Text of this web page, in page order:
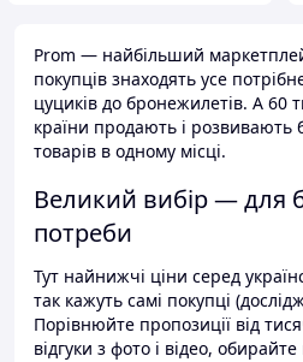
Prom — найбільший
покупців знаходять усе
цуциків до бронежилетів. А 60
країни продають і розвивають
товарів в одному місці.
Великий вибір — для
потреби
Тут найнижчі ціни серед
так кажуть самі покупці
Порівнюйте пропозиції від
відгуки з фото і відео,